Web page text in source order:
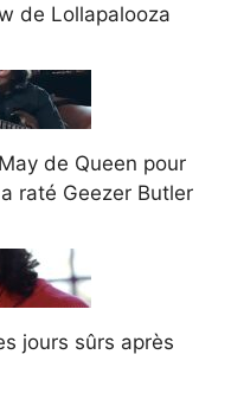
de Lollapalooza
de Queen pour
raté Geezer Butler
jours sûrs après